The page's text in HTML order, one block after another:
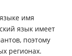
имя
язык имеет
поэтому
регионах.